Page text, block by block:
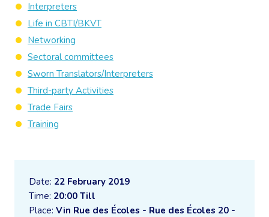
Date: 22 February 2019
Time: 20:00 Till
Place: Vin Rue des Écoles - Rue des Écoles 20 -
Interpreters
Life in CBTI/BKVT
Networking
Sectoral committees
Sworn Translators/Interpreters
Third-party Activities
Trade Fairs
Training